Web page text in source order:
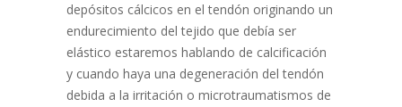
depósitos cálcicos en el tendón originando un
endurecimiento del tejido que debía ser
elástico estaremos hablando de calcificación
y cuando haya una degeneración del tendón
debida a la irritación o microtraumatismos de